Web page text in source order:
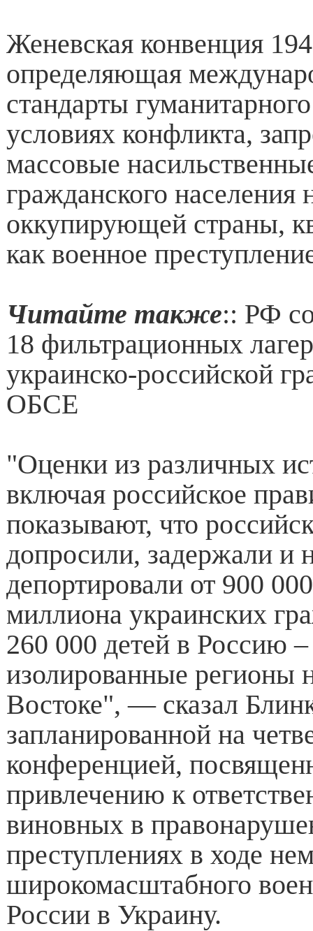
Женевская конвенция
определяющая
стандарты
условиях конфликта,
массовые
гражданского населения
оккупирующей страны,
как военное
Читайте также:: РФ
18 фильтрационных
украинско-российской
ОБСЕ
"Оценки из различных
включая российское
показывают, что
допросили, задержали и
депортировали от 900
миллиона украинских
260 000 детей в Россию –
изолированные регионы
Востоке", — сказал
запланированной на
конференцией,
привлечению к
виновных в
преступлениях в ходе
широкомасштабного
России в Украину.